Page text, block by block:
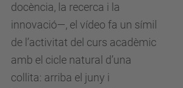
docència, la recerca i la
innovació—, el vídeo fa un símil
de l’activitat del curs acadèmic
amb el cicle natural d’una
collita: arriba el juny i